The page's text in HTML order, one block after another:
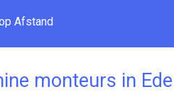
Afstand
monteurs in Ede